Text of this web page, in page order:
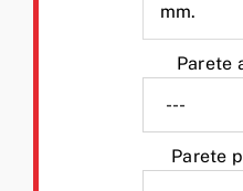
Parete
Parete